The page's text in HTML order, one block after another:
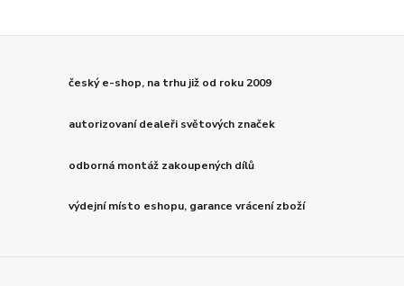
český e-shop, na trhu již od roku 2009
autorizovaní dealeři světových značek
odborná montáž zakoupených dílů
výdejní místo eshopu, garance vrácení zboží